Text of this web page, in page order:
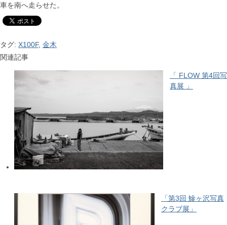
車を南へ走らせた。
タグ: X100F, 金木
関連記事
「 FLOW 第4回写
真展 」
「第3回 鰺ヶ沢写真
クラブ展」